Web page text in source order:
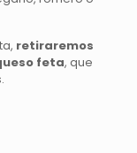
retiraremos
feta, que